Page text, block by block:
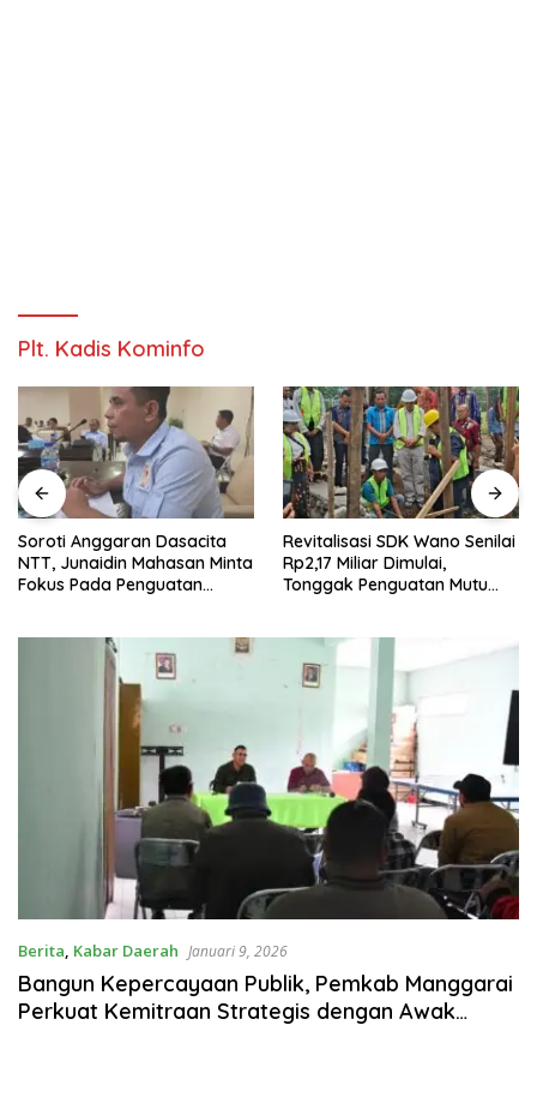
Plt. Kadis Kominfo
Soroti Anggaran Dasacita
NTT, Junaidin Mahasan Minta
Fokus Pada Penguatan
Revitalisasi SDK Wano Senilai
Rp2,17 Miliar Dimulai,
Tonggak Penguatan Mutu
Berita, Kabar Daerah Januari 9, 2026
Bangun Kepercayaan Publik, Pemkab Manggarai
Perkuat Kemitraan Strategis dengan Awak